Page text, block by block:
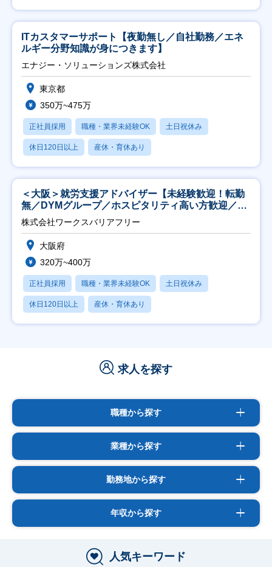
ITカスタマーサポート【夜勤無し／自社勤務／エネ
ルギー分野知識が身につきます】
エナジー・ソリューションズ株式会社
東京都
350万~475万
正社員採用 職種・業界未経験OK 土日祝休み
休日120日以上 産休・育休あり
＜大阪＞就労支援アドバイザー【未経験歓迎！転勤
無／DYMグループ／ホスピタリティ高い方歓迎／土
日祝】
株式会社ワークスバリアフリー
大阪府
320万~400万
正社員採用 職種・業界未経験OK 土日祝休み
休日120日以上 産休・育休あり
求人を探す
職種から探す
業種から探す
勤務地から探す
年収から探す
人気キーワード